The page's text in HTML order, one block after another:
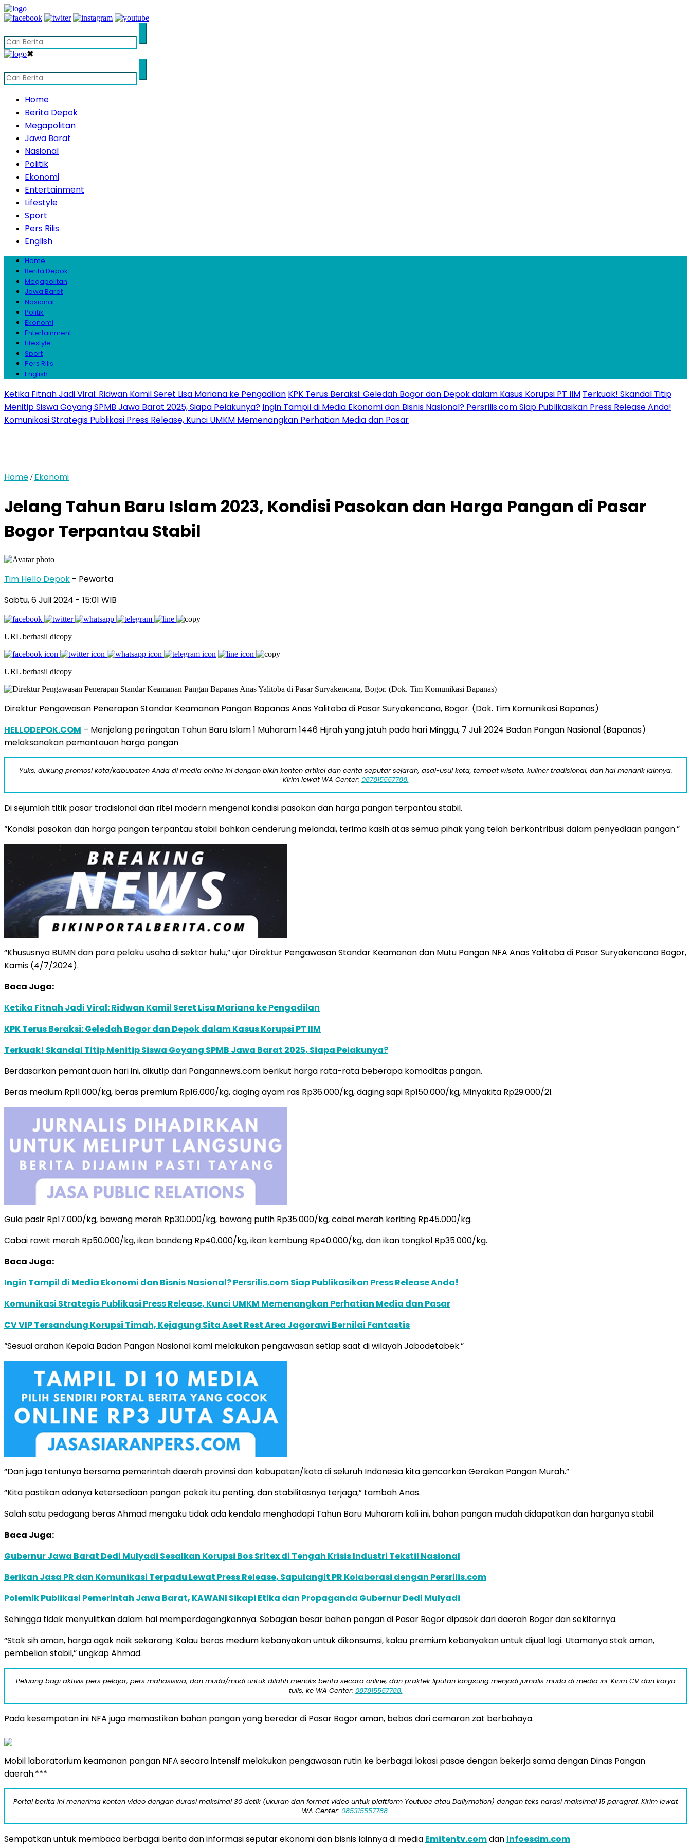
✖
Home
Berita Depok
Megapolitan
Jawa Barat
Nasional
Politik
Ekonomi
Entertainment
Lifestyle
Sport
Pers Rilis
English
Home
Berita Depok
Megapolitan
Jawa Barat
Nasional
Politik
Ekonomi
Entertainment
Lifestyle
Sport
Pers Rilis
English
Ketika Fitnah Jadi Viral: Ridwan Kamil Seret Lisa Mariana ke Pengadilan KPK Terus Beraksi: Geledah Bogor dan Depok dalam Kasus Korupsi PT IIM Terkuak! Skandal Titip
Menitip Siswa Goyang SPMB Jawa Barat 2025, Siapa Pelakunya? Ingin Tampil di Media Ekonomi dan Bisnis Nasional? Persrilis.com Siap Publikasikan Press Release Anda!
Komunikasi Strategis Publikasi Press Release, Kunci UMKM Memenangkan Perhatian Media dan Pasar
Home / Ekonomi
Jelang Tahun Baru Islam 2023, Kondisi Pasokan dan Harga Pangan di Pasar
Bogor Terpantau Stabil
Tim Hello Depok - Pewarta
Sabtu, 6 Juli 2024 - 15:01 WIB
URL berhasil dicopy
URL berhasil dicopy
Direktur Pengawasan Penerapan Standar Keamanan Pangan Bapanas Anas Yalitoba di Pasar Suryakencana, Bogor. (Dok. Tim Komunikasi Bapanas)
HELLODEPOK.COM – Menjelang peringatan Tahun Baru Islam 1 Muharam 1446 Hijrah yang jatuh pada hari Minggu, 7 Juli 2024 Badan Pangan Nasional (Bapanas)
melaksanakan pemantauan harga pangan
Yuks, dukung promosi kota/kabupaten Anda di media online ini dengan bikin konten artikel dan cerita seputar sejarah, asal-usul kota, tempat wisata, kuliner tradisional, dan hal menarik lainnya.
Kirim lewat WA Center: 087815557788.
Di sejumlah titik pasar tradisional dan ritel modern mengenai kondisi pasokan dan harga pangan terpantau stabil.
“Kondisi pasokan dan harga pangan terpantau stabil bahkan cenderung melandai, terima kasih atas semua pihak yang telah berkontribusi dalam penyediaan pangan.”
“Khususnya BUMN dan para pelaku usaha di sektor hulu,” ujar Direktur Pengawasan Standar Keamanan dan Mutu Pangan NFA Anas Yalitoba di Pasar Suryakencana Bogor,
Kamis (4/7/2024).
Baca Juga:
Ketika Fitnah Jadi Viral: Ridwan Kamil Seret Lisa Mariana ke Pengadilan
KPK Terus Beraksi: Geledah Bogor dan Depok dalam Kasus Korupsi PT IIM
Terkuak! Skandal Titip Menitip Siswa Goyang SPMB Jawa Barat 2025, Siapa Pelakunya?
Berdasarkan pemantauan hari ini, dikutip dari Pangannews.com berikut harga rata-rata beberapa komoditas pangan.
Beras medium Rp11.000/kg, beras premium Rp16.000/kg, daging ayam ras Rp36.000/kg, daging sapi Rp150.000/kg, Minyakita Rp29.000/2l.
Gula pasir Rp17.000/kg, bawang merah Rp30.000/kg, bawang putih Rp35.000/kg, cabai merah keriting Rp45.000/kg.
Cabai rawit merah Rp50.000/kg, ikan bandeng Rp40.000/kg, ikan kembung Rp40.000/kg, dan ikan tongkol Rp35.000/kg.
Baca Juga:
Ingin Tampil di Media Ekonomi dan Bisnis Nasional? Persrilis.com Siap Publikasikan Press Release Anda!
Komunikasi Strategis Publikasi Press Release, Kunci UMKM Memenangkan Perhatian Media dan Pasar
CV VIP Tersandung Korupsi Timah, Kejagung Sita Aset Rest Area Jagorawi Bernilai Fantastis
“Sesuai arahan Kepala Badan Pangan Nasional kami melakukan pengawasan setiap saat di wilayah Jabodetabek.”
“Dan juga tentunya bersama pemerintah daerah provinsi dan kabupaten/kota di seluruh Indonesia kita gencarkan Gerakan Pangan Murah.”
“Kita pastikan adanya ketersediaan pangan pokok itu penting, dan stabilitasnya terjaga,” tambah Anas.
Salah satu pedagang beras Ahmad mengaku tidak ada kendala menghadapi Tahun Baru Muharam kali ini, bahan pangan mudah didapatkan dan harganya stabil.
Baca Juga:
Gubernur Jawa Barat Dedi Mulyadi Sesalkan Korupsi Bos Sritex di Tengah Krisis Industri Tekstil Nasional
Berikan Jasa PR dan Komunikasi Terpadu Lewat Press Release, Sapulangit PR Kolaborasi dengan Persrilis.com
Polemik Publikasi Pemerintah Jawa Barat, KAWANI Sikapi Etika dan Propaganda Gubernur Dedi Mulyadi
Sehingga tidak menyulitkan dalam hal memperdagangkannya. Sebagian besar bahan pangan di Pasar Bogor dipasok dari daerah Bogor dan sekitarnya.
“Stok sih aman, harga agak naik sekarang. Kalau beras medium kebanyakan untuk dikonsumsi, kalau premium kebanyakan untuk dijual lagi. Utamanya stok aman,
pembelian stabil,” ungkap Ahmad.
Peluang bagi aktivis pers pelajar, pers mahasiswa, dan muda/mudi untuk dilatih menulis berita secara online, dan praktek liputan langsung menjadi jurnalis muda di media ini. Kirim CV dan karya
tulis, ke WA Center: 087815557788.
Pada kesempatan ini NFA juga memastikan bahan pangan yang beredar di Pasar Bogor aman, bebas dari cemaran zat berbahaya.
Mobil laboratorium keamanan pangan NFA secara intensif melakukan pengawasan rutin ke berbagai lokasi pasae dengan bekerja sama dengan Dinas Pangan
daerah.***
Portal berita ini menerima konten video dengan durasi maksimal 30 detik (ukuran dan format video untuk plaftform Youtube atau Dailymotion) dengan teks narasi maksimal 15 paragraf. Kirim lewat
WA Center: 085315557788.
Sempatkan untuk membaca berbagai berita dan informasi seputar ekonomi dan bisnis lainnya di media Emitentv.comdan Infoesdm.com